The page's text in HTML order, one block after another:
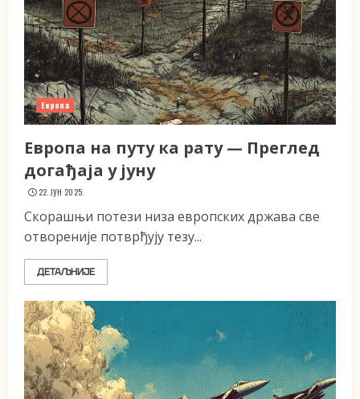
Европа
Европа на путу ка рату — Преглед
догађаја у јуну
22. ЈУН 2025.
Скорашњи потези низа европских држава све
отвореније потврђују тезу...
ДЕТАЉНИЈЕ